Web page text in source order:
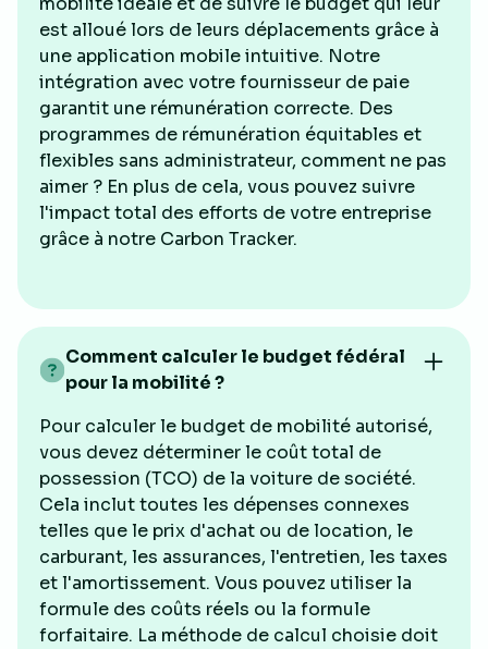
est alloué lors de leurs déplacements grâce à
une application mobile intuitive. Notre
intégration avec votre fournisseur de paie
garantit une rémunération correcte. Des
programmes de rémunération équitables et
flexibles sans administrateur, comment ne pas
aimer ? En plus de cela, vous pouvez suivre
l'impact total des efforts de votre entreprise
grâce à notre Carbon Tracker.
Comment calculer le budget fédéral
pour la mobilité ?
Pour calculer le budget de mobilité autorisé,
vous devez déterminer le coût total de
possession (TCO) de la voiture de société.
Cela inclut toutes les dépenses connexes
telles que le prix d'achat ou de location, le
carburant, les assurances, l'entretien, les taxes
et l'amortissement. Vous pouvez utiliser la
formule des coûts réels ou la formule
forfaitaire. La méthode de calcul choisie doit